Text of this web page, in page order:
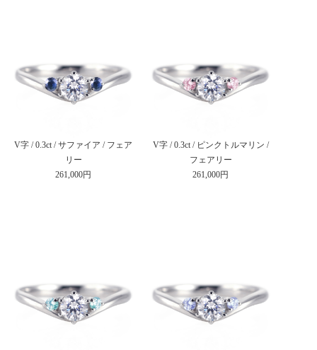
V字 / 0.3ct / サファイア / フェア
リー
261,000円
V字 / 0.3ct / ピンクトルマリン /
フェアリー
261,000円